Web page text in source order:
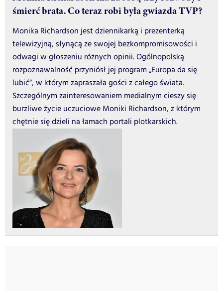
śmierć brata. Co teraz robi była gwiazda TVP?
Monika Richardson jest dziennikarką i prezenterką
telewizyjną, słynącą ze swojej bezkompromisowości i
odwagi w głoszeniu różnych opinii. Ogólnopolską
rozpoznawalność przyniósł jej program „Europa da się
lubić”, w którym zapraszała gości z całego świata.
Szczególnym zainteresowaniem medialnym cieszy się
burzliwe życie uczuciowe Moniki Richardson, z którym
chętnie się dzieli na łamach portali plotkarskich.